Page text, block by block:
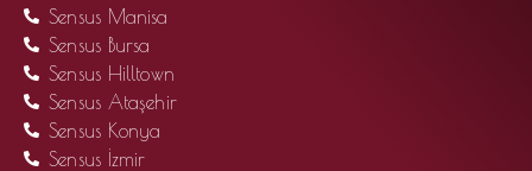
Sensus Manisa
Sensus Bursa
Sensus Hilltown
Sensus Ataşehir
Sensus Konya
Sensus İzmir